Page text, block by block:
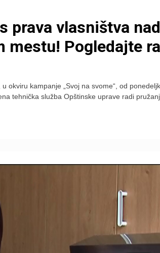
prava vlasništva nad
mestu! Pogledajte
okviru kampanje „Svoj na svome“, od
tehnička služba Opštinske uprave radi